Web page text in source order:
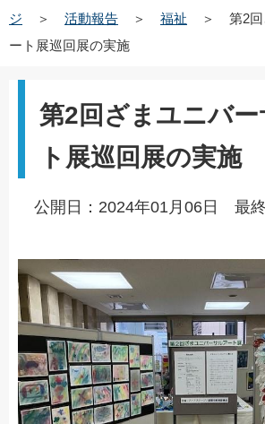
ジ
＞ 活動報告 ＞ 福祉 ＞
第2
ート展巡回展の実施
第2回ざまユニバ
ト展巡回展の実施
公開日：2024年01月06日 最